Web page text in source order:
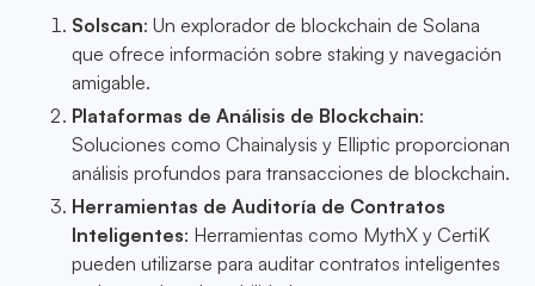
Solscan: Un explorador de blockchain de Solana
que ofrece información sobre staking y navegación
amigable.
Plataformas de Análisis de Blockchain:
Soluciones como Chainalysis y Elliptic proporcionan
análisis profundos para transacciones de blockchain.
Herramientas de Auditoría de Contratos
Inteligentes: Herramientas como MythX y CertiK
pueden utilizarse para auditar contratos inteligentes